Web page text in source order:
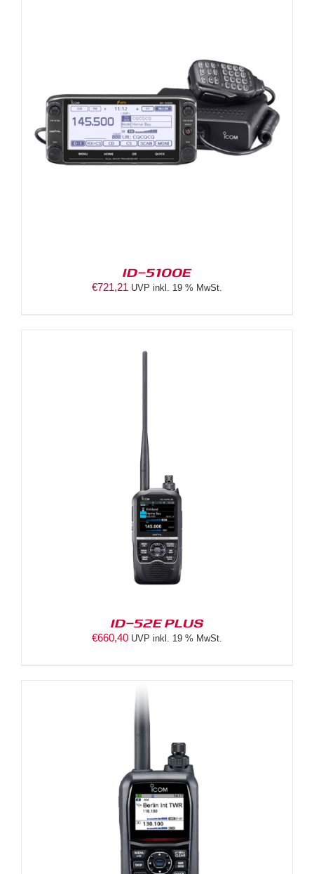
ID-5100E
€721,21 UVP inkl. 19 % MwSt.
ID-52E PLUS
€660,40 UVP inkl. 19 % MwSt.